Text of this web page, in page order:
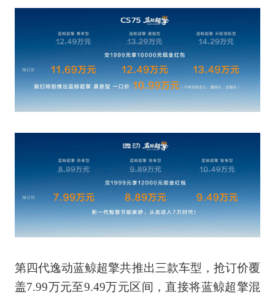
第四代逸动蓝鲸超擎共推出三款车型，抢订价覆
盖7.99万元至9.49万元区间，直接将蓝鲸超擎混